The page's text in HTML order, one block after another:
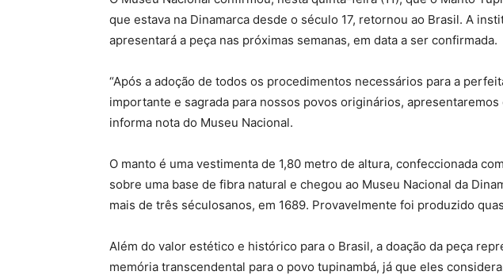
que estava na Dinamarca desde o século 17, retornou ao Brasil. A
apresentará a peça nas próximas semanas, em data a ser confirmada.
“Após a adoção de todos os procedimentos necessários para a
importante e sagrada para nossos povos originários, apresentaremos
informa nota do Museu Nacional.
O manto é uma vestimenta de 1,80 metro de altura, confeccionada
sobre uma base de fibra natural e chegou ao Museu Nacional da
mais de três séculosanos, em 1689. Provavelmente foi produzido
Além do valor estético e histórico para o Brasil, a doação da peça
memória transcendental para o povo tupinambá, já que eles